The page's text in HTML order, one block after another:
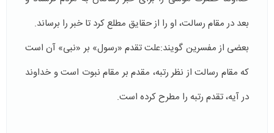
بعد در مقام رسالت، او را از حقایق مطلع کرد تا خبر را برساند.
بعضی از مفسرین گویند:علت تقدم «رسول» بر «نبی» آن است
که مقام رسالت از نظر رتبه، مقدم بر مقام نبوت است و خداوند
در آیه، تقدم رتبه را مطرح کرده است.